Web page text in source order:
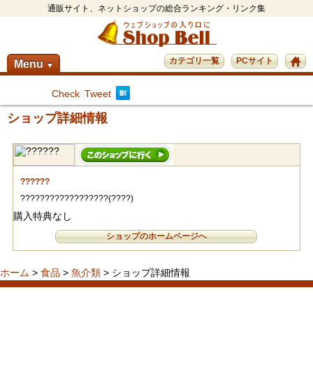
通販サイト、ネットショップの総合ランキング・リンク集
Menu ▼ PCサイト
カテゴリ一覧
Check Tweet
ショップ詳細情報
??????
??????????????????(????)
購入特典なし
ショップのホームページへ
ホーム > 食品 > 魚介類 > ショップ詳細情報